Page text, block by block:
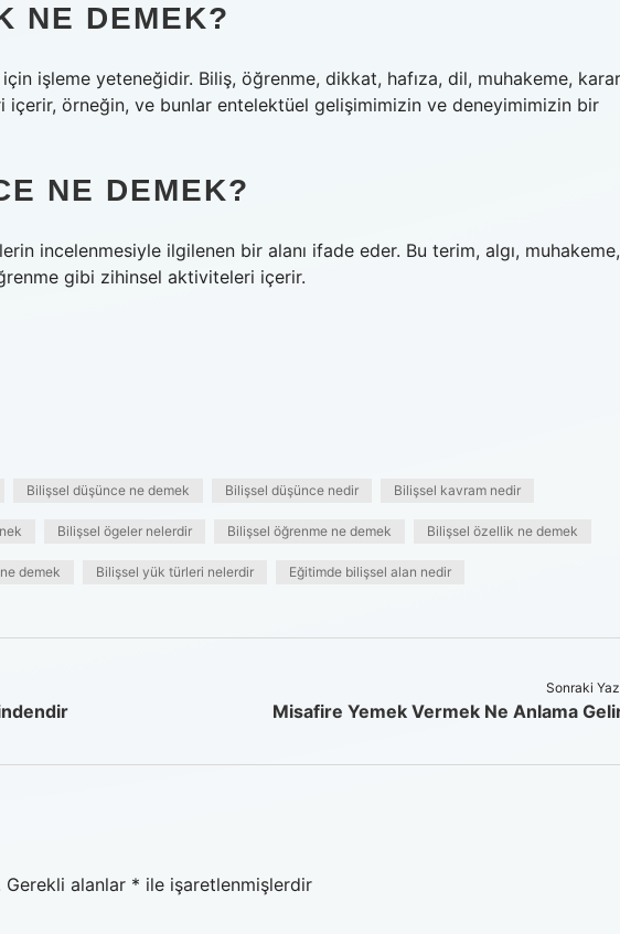
NE DEMEK?
işleme yeteneğidir. Biliş, öğrenme, dikkat, hafıza, dil, muhakeme, karar
içerir, örneğin, ve bunlar entelektüel gelişimimizin ve deneyimimizin bir
NE DEMEK?
incelenmesiyle ilgilenen bir alanı ifade eder. Bu terim, algı, muhakeme,
gibi zihinsel aktiviteleri içerir.
Bilişsel düşünce ne demek Bilişsel düşünce nedir Bilişsel kavram nedir
Bilişsel ögeler nelerdir Bilişsel öğrenme ne demek Bilişsel özellik ne demek
demek Bilişsel yük türleri nelerdir Eğitimde bilişsel alan nedir
Sonraki
Misafire Yemek Vermek Ne Anlama
Gerekli alanlar * ile işaretlenmişlerdir